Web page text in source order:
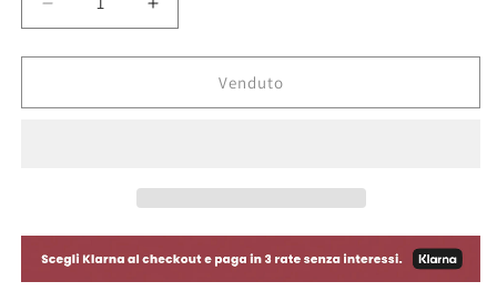
Diminuisci
quantità
per
Locandina
-
Aumenta
quantità
per
Locandina
-
Venduto